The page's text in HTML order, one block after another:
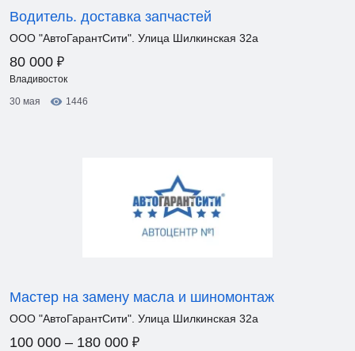
Водитель. доставка запчастей
ООО "АвтоГарантСити". Улица Шилкинская 32а
80 000 ₽
Владивосток
30 мая
1446
Мастер на замену масла и шиномонтаж
ООО "АвтоГарантСити". Улица Шилкинская 32а
100 000 – 180 000 ₽